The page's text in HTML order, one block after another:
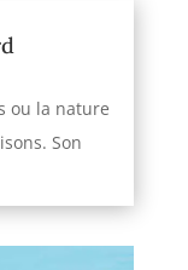
ou la nature
Son